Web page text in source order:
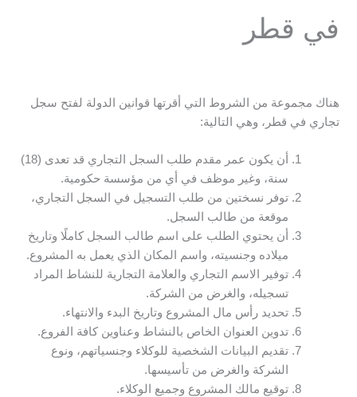
في قطر
هناك مجموعة من الشروط التي أقرتها قوانين الدولة لفتح سجل
تجاري في قطر، وهي التالية:
أن يكون عمر مقدم طلب السجل التجاري قد تعدى (18)
سنة، وغير موظف في أي من مؤسسة حكومية.
توفر نسختين من طلب التسجيل في السجل التجاري،
موقعة من طالب السجل.
أن يحتوي الطلب على اسم طالب السجل كاملًا وتاريخ
ميلاده وجنسيته، واسم المكان الذي يعمل به المشروع.
توفير الاسم التجاري والعلامة التجارية للنشاط المراد
تسجيله، والغرض من الشركة.
تحديد رأس مال المشروع وتاريخ البدء والانتهاء.
تدوين العنوان الخاص بالنشاط وعناوين كافة الفروع.
تقديم البيانات الشخصية للوكلاء وجنسياتهم، ونوع
الشركة والغرض من تأسيسها.
توقيع مالك المشروع وجميع الوكلاء.